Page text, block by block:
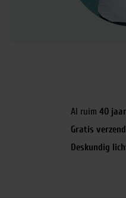
Al ruim 40
Gratis
Deskundig